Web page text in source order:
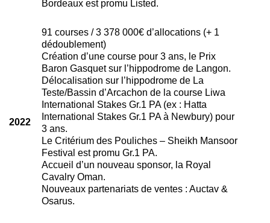
Bordeaux est promu Listed.
2022
91 courses / 3 378 000€ d’allocations (+ 1
dédoublement)
Création d’une course pour 3 ans, le Prix
Baron Gasquet sur l’hippodrome de Langon.
Délocalisation sur l’hippodrome de La
Teste/Bassin d’Arcachon de la course Liwa
International Stakes Gr.1 PA (ex : Hatta
International Stakes Gr.1 PA à Newbury) pour
3 ans.
Le Critérium des Pouliches – Sheikh Mansoor
Festival est promu Gr.1 PA.
Accueil d’un nouveau sponsor, la Royal
Cavalry Oman.
Nouveaux partenariats de ventes : Auctav &
Osarus.